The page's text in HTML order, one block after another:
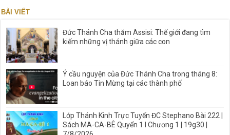
BÀI VIẾT
Đức Thánh Cha thăm Assisi: Thế giới đang tìm
kiếm những vị thánh giữa các con
Ý cầu nguyện của Đức Thánh Cha trong tháng 8:
Loan báo Tin Mừng tại các thành phố
Lớp Thánh Kinh Trực Tuyến ĐC Stephano Bài 222 |
Sách MA-CA-BÊ Quyển 1 I Chương 1 | 19g30 |